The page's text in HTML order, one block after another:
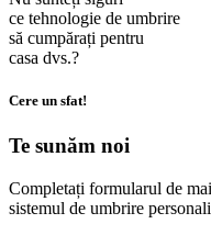
ce tehnologie de umbrire
să cumpărați pentru
casa dvs.?
Cere un sfat!
Te sunăm noi
Completați formularul de
sistemul de umbrire